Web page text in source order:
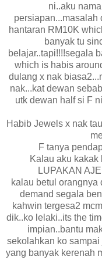
ni..aku
persiapan...masalah
hantaran RM10K
banyak tu
belajar..tapi!!!!segala
which is habis
dulang x nak
nak...kat dewan
utk dewan half si F
Habib Jewels x nak
F tanya
Kalau aku kakak
LUPAKAN
kalau betul orangnya
demand segala
kahwin tergesa2
dik..ko lelaki..its the
impian..bantu
sekolahkan ko sampai
yang banyak kerenah